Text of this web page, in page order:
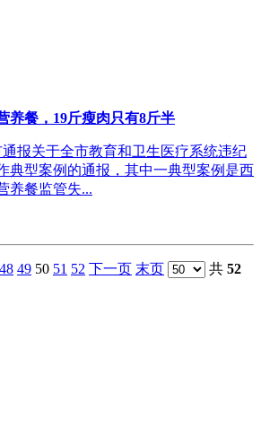
养餐，19斤瘦肉只有8斤半
报关于全市教育和卫生医疗系统违纪
典型案例的通报，其中一典型案例是西
养餐监管失...
48 49 50 51 52 下一页 末页 共 52